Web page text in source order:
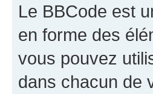
Le BBCode est
en forme des
vous pouvez
dans chacun de